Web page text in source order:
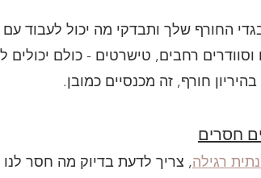
החורף שלך ותבדקי מה יכול לעבוד
וסוודרים רחבים, טישרטים - כולם יכולים
חורף, זה מכנסיים כמובן.
רגילה, צריך לדעת בדיוק מה חסר לנו